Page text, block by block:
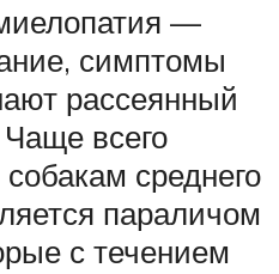
—
симптомы
рассеянный
всего
среднего
параличом
с течением